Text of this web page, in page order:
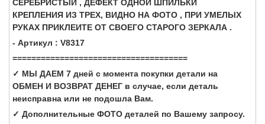
СЕРЕБРИСТЫЙ , ДЕФЕКТ ОДНОЙ ШПИЛЬКИ
КРЕПЛЕНИЯ ИЗ ТРЕХ, ВИДНО НА ФОТО , ПРИ УМЕЛЫХ
РУКАХ ПРИКЛЕИТЕ ОТ СВОЕГО СТАРОГО ЗЕРКАЛА .
- Артикул : V8317
=====================================
✓ МЫ ДАЕМ 7 дней с момента покупки детали на
ОБМЕН И ВОЗВРАТ ДЕНЕГ в случае, если деталь
неисправна или не подошла Вам.
✓ Дополнительные ФОТО деталей по Вашему запросу.